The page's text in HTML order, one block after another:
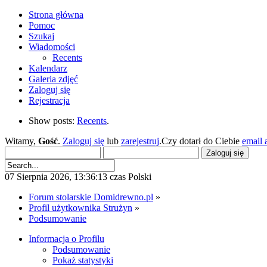
Strona główna
Pomoc
Szukaj
Wiadomości
Recents
Kalendarz
Galeria zdjęć
Zaloguj się
Rejestracja
Show posts: Recents.
Witamy, Gość. Zaloguj się lub zarejestruj.Czy dotarł do Ciebie email
07 Sierpnia 2026, 13:36:13 czas Polski
Forum stolarskie Domidrewno.pl »
Profil użytkownika Strużyn »
Podsumowanie
Informacja o Profilu
Podsumowanie
Pokaż statystyki